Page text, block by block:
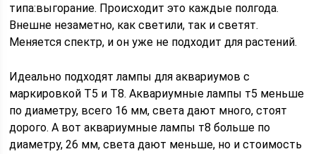
типа:выгорание. Происходит это каждые полгода.
Внешне незаметно, как светили, так и светят.
Меняется спектр, и он уже не подходит для растений.
Идеально подходят лампы для аквариумов с
маркировкой Т5 и Т8. Аквариумные лампы т5 меньше
по диаметру, всего 16 мм, света дают много, стоят
дорого. А вот аквариумные лампы т8 больше по
диаметру, 26 мм, света дают меньше, но и стоимость